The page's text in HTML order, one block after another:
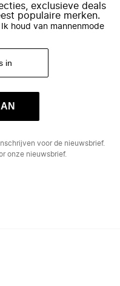
exclusieve deals
populaire merken.
Ik houd van mannenmode
voor de nieuwsbrief.
onze nieuwsbrief.